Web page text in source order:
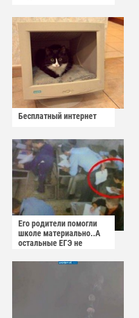
Бесплатный интернет
Его родители помогли
школе материально..А
остальные ЕГЭ не